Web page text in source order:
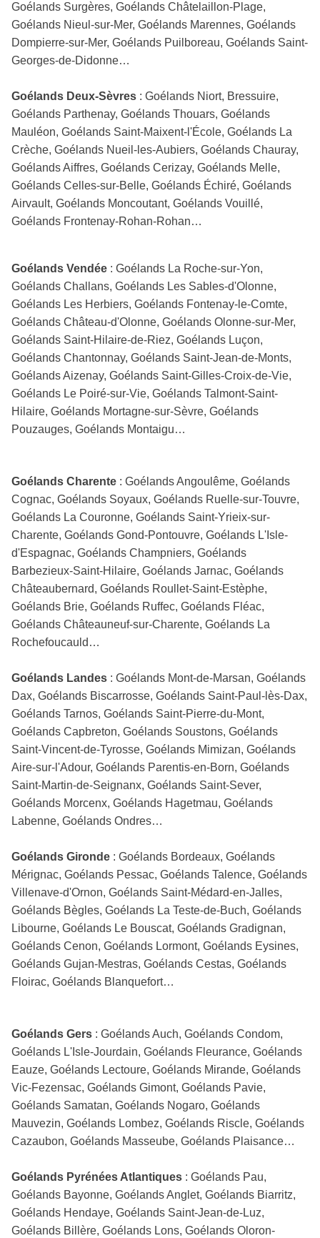
Goélands Surgères, Goélands Châtelaillon-Plage,
Goélands Nieul-sur-Mer, Goélands Marennes, Goélands
Dompierre-sur-Mer, Goélands Puilboreau, Goélands Saint-
Georges-de-Didonne…
Goélands Deux-Sèvres : Goélands Niort, Bressuire,
Goélands Parthenay, Goélands Thouars, Goélands
Mauléon, Goélands Saint-Maixent-l'École, Goélands La
Crèche, Goélands Nueil-les-Aubiers, Goélands Chauray,
Goélands Aiffres, Goélands Cerizay, Goélands Melle,
Goélands Celles-sur-Belle, Goélands Échiré, Goélands
Airvault, Goélands Moncoutant, Goélands Vouillé,
Goélands Frontenay-Rohan-Rohan…
Goélands Vendée : Goélands La Roche-sur-Yon,
Goélands Challans, Goélands Les Sables-d'Olonne,
Goélands Les Herbiers, Goélands Fontenay-le-Comte,
Goélands Château-d'Olonne, Goélands Olonne-sur-Mer,
Goélands Saint-Hilaire-de-Riez, Goélands Luçon,
Goélands Chantonnay, Goélands Saint-Jean-de-Monts,
Goélands Aizenay, Goélands Saint-Gilles-Croix-de-Vie,
Goélands Le Poiré-sur-Vie, Goélands Talmont-Saint-
Hilaire, Goélands Mortagne-sur-Sèvre, Goélands
Pouzauges, Goélands Montaigu…
Goélands Charente : Goélands Angoulême, Goélands
Cognac, Goélands Soyaux, Goélands Ruelle-sur-Touvre,
Goélands La Couronne, Goélands Saint-Yrieix-sur-
Charente, Goélands Gond-Pontouvre, Goélands L'Isle-
d'Espagnac, Goélands Champniers, Goélands
Barbezieux-Saint-Hilaire, Goélands Jarnac, Goélands
Châteaubernard, Goélands Roullet-Saint-Estèphe,
Goélands Brie, Goélands Ruffec, Goélands Fléac,
Goélands Châteauneuf-sur-Charente, Goélands La
Rochefoucauld…
Goélands Landes : Goélands Mont-de-Marsan, Goélands
Dax, Goélands Biscarrosse, Goélands Saint-Paul-lès-Dax,
Goélands Tarnos, Goélands Saint-Pierre-du-Mont,
Goélands Capbreton, Goélands Soustons, Goélands
Saint-Vincent-de-Tyrosse, Goélands Mimizan, Goélands
Aire-sur-l'Adour, Goélands Parentis-en-Born, Goélands
Saint-Martin-de-Seignanx, Goélands Saint-Sever,
Goélands Morcenx, Goélands Hagetmau, Goélands
Labenne, Goélands Ondres…
Goélands Gironde : Goélands Bordeaux, Goélands
Mérignac, Goélands Pessac, Goélands Talence, Goélands
Villenave-d'Ornon, Goélands Saint-Médard-en-Jalles,
Goélands Bègles, Goélands La Teste-de-Buch, Goélands
Libourne, Goélands Le Bouscat, Goélands Gradignan,
Goélands Cenon, Goélands Lormont, Goélands Eysines,
Goélands Gujan-Mestras, Goélands Cestas, Goélands
Floirac, Goélands Blanquefort…
Goélands Gers : Goélands Auch, Goélands Condom,
Goélands L'Isle-Jourdain, Goélands Fleurance, Goélands
Eauze, Goélands Lectoure, Goélands Mirande, Goélands
Vic-Fezensac, Goélands Gimont, Goélands Pavie,
Goélands Samatan, Goélands Nogaro, Goélands
Mauvezin, Goélands Lombez, Goélands Riscle, Goélands
Cazaubon, Goélands Masseube, Goélands Plaisance…
Goélands Pyrénées Atlantiques : Goélands Pau,
Goélands Bayonne, Goélands Anglet, Goélands Biarritz,
Goélands Hendaye, Goélands Saint-Jean-de-Luz,
Goélands Billère, Goélands Lons, Goélands Oloron-